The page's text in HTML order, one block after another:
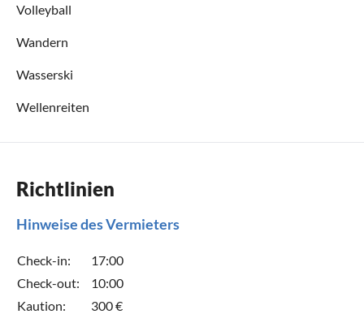
Volleyball
Wandern
Wasserski
Wellenreiten
Richtlinien
Hinweise des Vermieters
Check-in:
17:00
Check-out:
10:00
Kaution:
300 €